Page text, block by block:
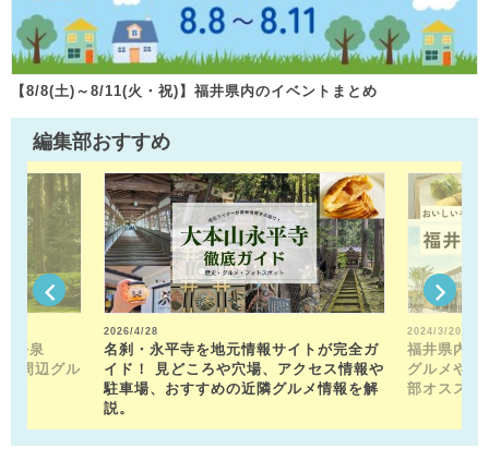
【8/8(土)～8/11(火・祝)】福井県内のイベントまとめ
編集部おすすめ
平泉
周辺グル
2026/4/28
名刹・永平寺を地元情報サイトが完全ガ
イド！ 見どころや穴場、アクセス情報や
駐車場、おすすめの近隣グルメ情報を解
説。
2024/3/20
福井県内の
グルメや近
部オススメ